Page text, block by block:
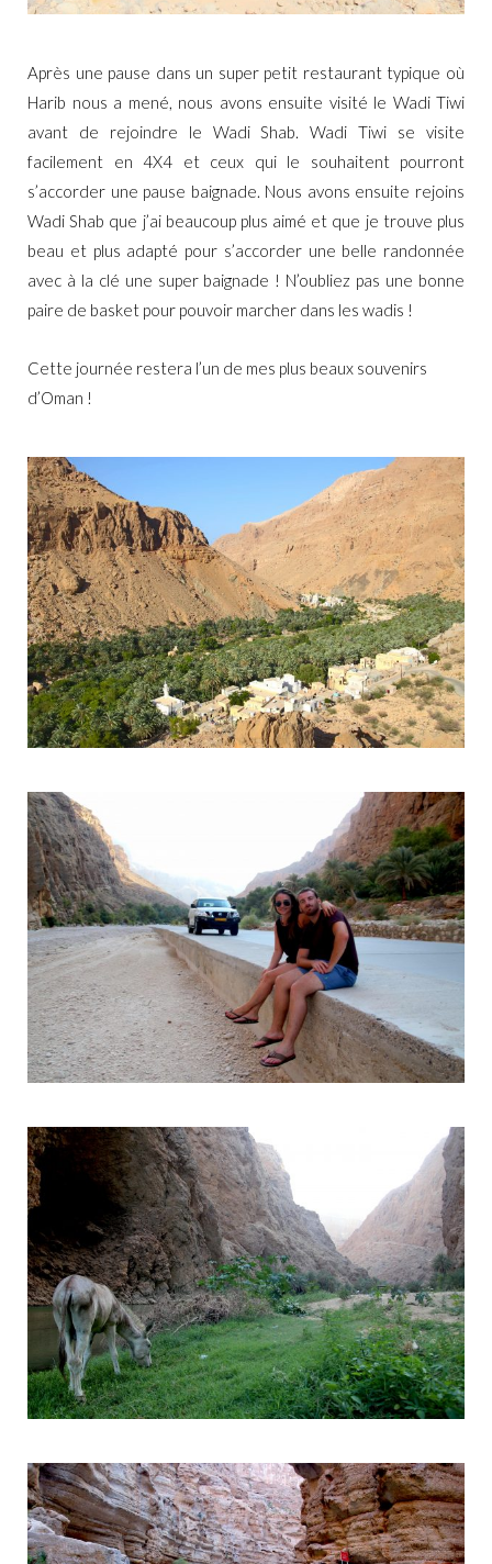
Après une pause dans un super petit restaurant typique où
Harib nous a mené, nous avons ensuite visité le Wadi Tiwi
avant de rejoindre le Wadi Shab. Wadi Tiwi se visite
facilement en 4X4 et ceux qui le souhaitent pourront
s’accorder une pause baignade. Nous avons ensuite rejoins
Wadi Shab que j’ai beaucoup plus aimé et que je trouve plus
beau et plus adapté pour s’accorder une belle randonnée
avec à la clé une super baignade ! N’oubliez pas une bonne
paire de basket pour pouvoir marcher dans les wadis !
Cette journée restera l’un de mes plus beaux souvenirs
d’Oman !